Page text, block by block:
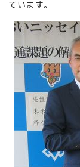
ています。